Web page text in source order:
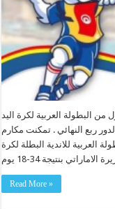
البطولة العربية لكرة اليد
ربع النهائي . تمكنت مكارم
العربية للاندية البطلة لكرة
Read More »